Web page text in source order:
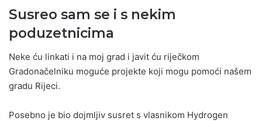
Susreo sam se i s nekim
poduzetnicima
Neke ću linkati i na moj grad i javit ću riječkom
Gradonačelniku moguće projekte koji mogu pomoći našem
gradu Rijeci.
Posebno je bio dojmljiv susret s vlasnikom Hydrogen